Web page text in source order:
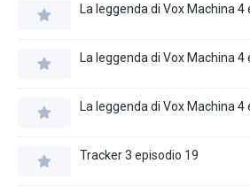
La leggenda di Vox Machina 4
La leggenda di Vox Machina 4
La leggenda di Vox Machina 4
Tracker 3 episodio 19